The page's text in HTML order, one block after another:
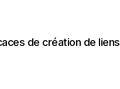
de création de liens